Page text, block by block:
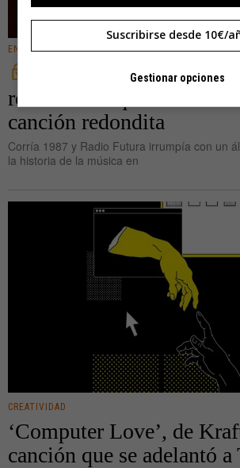
ENTRETENIMIENTO
‘Annabel Lee’, de
rocanrolillo que se
canción redondita
Corría 1987 y Radio Futura irrumpía con un
la historia de la música en
CREATIVIDAD
‘Computer Love’, de
canción que se adelantó
Suscribirse desde 10€/
Gestionar opciones